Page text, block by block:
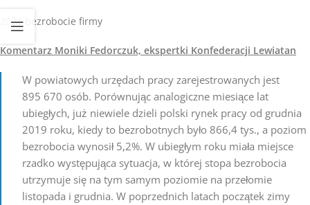
2021 bezrobocie firmy
Komentarz Moniki Fedorczuk, ekspertki Konfederacji Lewiatan
W powiatowych urzędach pracy zarejestrowanych jest
895 670 osób. Porównując analogiczne miesiące lat
ubiegłych, już niewiele dzieli polski rynek pracy od grudnia
2019 roku, kiedy to bezrobotnych było 866,4 tys., a poziom
bezrobocia wynosił 5,2%. W ubiegłym roku miała miejsce
rzadko występująca sytuacja, w której stopa bezrobocia
utrzymuje się na tym samym poziomie na przełomie
listopada i grudnia. W poprzednich latach początek zimy